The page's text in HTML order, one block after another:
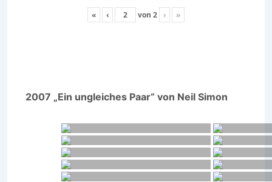
« ‹ von 2 › »
2007 „Ein ungleiches Paar“ von Neil Simon